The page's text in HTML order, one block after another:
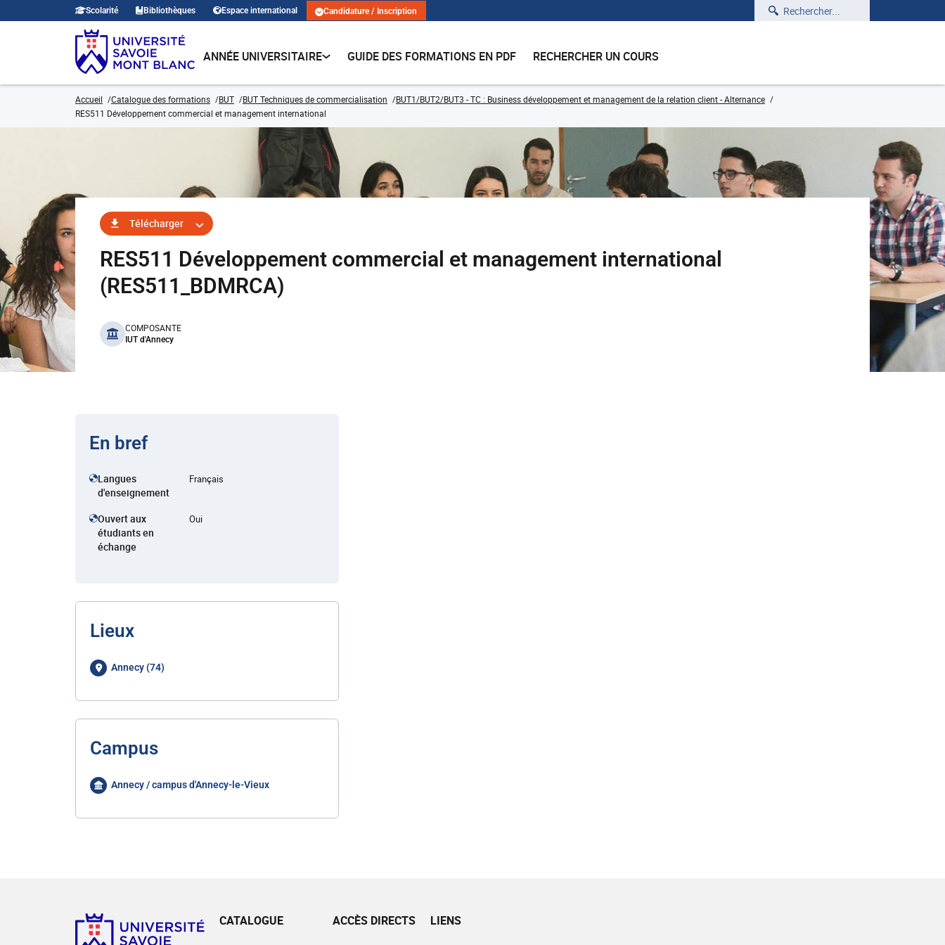
Scolarité Bibliothèques Espace international Candidature / Inscription Rechercher
ANNÉE UNIVERSITAIRE GUIDE DES FORMATIONS EN PDF RECHERCHER UN COURS
Accueil Catalogue des formations BUT BUT Techniques de commercialisation
BUT1/BUT2/BUT3 - TC : Business développement et management de la relation client - Alternance
RES511 Développement commercial et management international
Télécharger
RES511 Développement commercial et management international
(RES511_BDMRCA)
benefits
COMPOSANTE
IUT d'Annecy
En bref
Langues
d'enseignement
Français
Ouvert aux
étudiants en
échange
Oui
Lieux
Annecy (74)
Campus
Annecy / campus d'Annecy-le-Vieux
CATALOGUE ACCÈS DIRECTS LIENS